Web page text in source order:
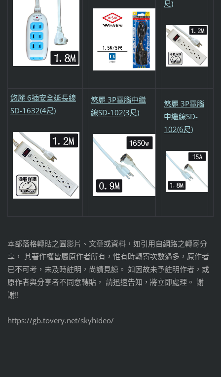
尺)
悠麗 6插安全延長線
SD-1632(4尺)
悠麗 3P電腦中繼
線SD-102(3尺)
悠麗 3P電腦
中繼線SD-
102(6尺)
本部落格轉貼之圖影片、文章或資料，如引用自網路之轉寄分
享， 其著作權皆屬原作者所有，惟有時轉寄次數過多，原作者
已不可考，未及時註明，尚請見諒。 如因故未予註明作者，或
原作者與分享者不同意轉貼， 請迅速告知，將立即處理。 謝
謝!!
https://gb.tovery.net/skyhideo/